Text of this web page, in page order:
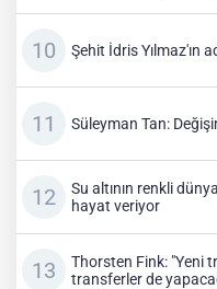
Şehit İdris Yılmaz'ın
Süleyman Tan:
Su altının renkli
hayat veriyor
Thorsten Fink: "Yeni
transferler de